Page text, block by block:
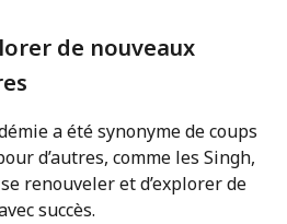
de nouveaux
a été synonyme de coups
d’autres, comme les Singh,
renouveler et d’explorer de
succès.